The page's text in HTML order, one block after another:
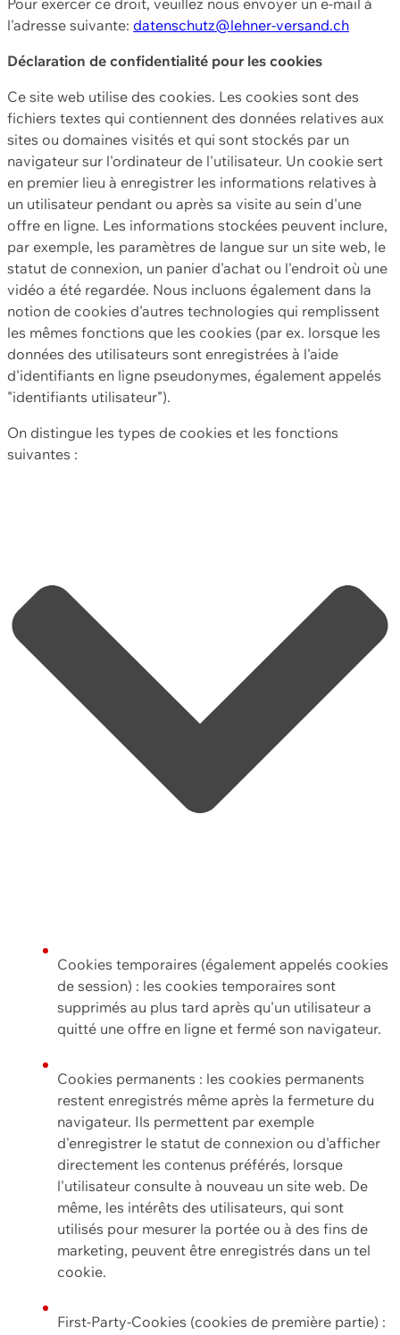
l'adresse suivante: datenschutz@lehner-versand.ch
Déclaration de confidentialité pour les cookies
Ce site web utilise des cookies. Les cookies sont des
fichiers textes qui contiennent des données relatives aux
sites ou domaines visités et qui sont stockés par un
navigateur sur l'ordinateur de l'utilisateur. Un cookie sert
en premier lieu à enregistrer les informations relatives à
un utilisateur pendant ou après sa visite au sein d'une
offre en ligne. Les informations stockées peuvent inclure,
par exemple, les paramètres de langue sur un site web, le
statut de connexion, un panier d'achat ou l'endroit où une
vidéo a été regardée. Nous incluons également dans la
notion de cookies d'autres technologies qui remplissent
les mêmes fonctions que les cookies (par ex. lorsque les
données des utilisateurs sont enregistrées à l'aide
d'identifiants en ligne pseudonymes, également appelés
"identifiants utilisateur").
On distingue les types de cookies et les fonctions
suivantes :
Cookies temporaires (également appelés cookies
de session) : les cookies temporaires sont
supprimés au plus tard après qu'un utilisateur a
quitté une offre en ligne et fermé son navigateur.
Cookies permanents : les cookies permanents
restent enregistrés même après la fermeture du
navigateur. Ils permettent par exemple
d'enregistrer le statut de connexion ou d'afficher
directement les contenus préférés, lorsque
l'utilisateur consulte à nouveau un site web. De
même, les intérêts des utilisateurs, qui sont
utilisés pour mesurer la portée ou à des fins de
marketing, peuvent être enregistrés dans un tel
cookie.
First-Party-Cookies (cookies de première partie) :